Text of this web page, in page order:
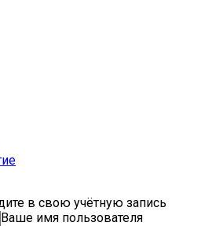
в свою учётную запись
Ваше имя пользователя